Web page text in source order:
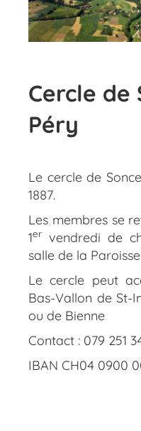
Cercle de
Péry
Le cercle de
1887.
Les membres se
1er vendredi de
salle de la
Le cercle peut
Bas-Vallon de St-
ou de Bienne
Contact : 079 251
IBAN CH04 0900